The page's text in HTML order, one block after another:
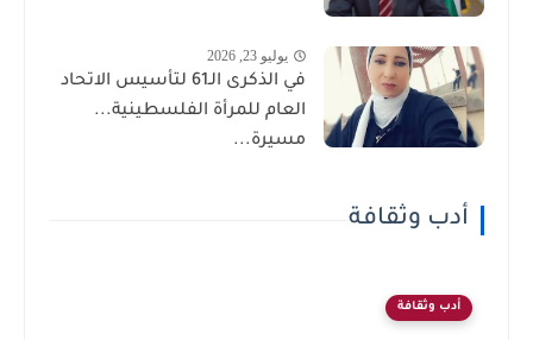
يوليو 23, 2026
في الذكرى الـ61 لتأسيس الاتحاد
العام للمرأة الفلسطينية...
مسيرة...
أدب وثقافة
أدب وثقافة